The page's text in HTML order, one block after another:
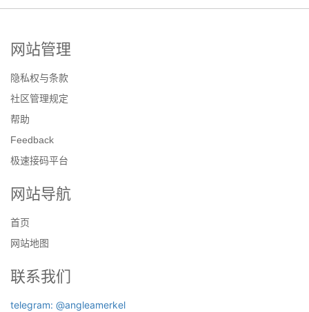
网站管理
隐私权与条款
社区管理规定
帮助
Feedback
极速接码平台
网站导航
首页
网站地图
联系我们
telegram: @angleamerkel